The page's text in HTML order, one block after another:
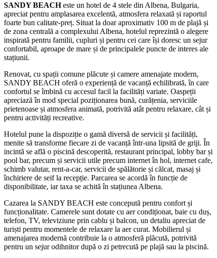
SANDY BEACHeste un hotel de 4 stele din Albena, Bulgaria,
apreciat pentru amplasarea excelentă, atmosfera relaxată și raportul
foarte bun calitate-preț. Situat la doar aproximativ 100 m de plajă și
de zona centrală a complexului Albena, hotelul reprezintă o alegere
inspirată pentru familii, cupluri și pentru cei care își doresc un sejur
confortabil, aproape de mare și de principalele puncte de interes ale
stațiunii.
Renovat, cu spații comune plăcute și camere amenajate modern,
SANDY BEACH oferă o experiență de vacanță echilibrată, în care
confortul se îmbină cu accesul facil la facilități variate. Oaspeții
apreciază în mod special poziționarea bună, curățenia, serviciile
prietenoase și atmosfera animată, potrivită atât pentru relaxare, cât și
pentru activități recreative.
Hotelul pune la dispoziție o gamă diversă de servicii și facilități,
menite să transforme fiecare zi de vacanță într-una lipsită de griji. În
incintă se află o piscină descoperită, restaurant principal, lobby bar și
pool bar, precum și servicii utile precum internet în hol, internet cafe,
schimb valutar, rent-a-car, servicii de spălătorie și călcat, masaj și
închiriere de seif la recepție. Parcarea se acordă în funcție de
disponibilitate, iar taxa se achită în stațiunea Albena.
Cazarea la SANDY BEACH este concepută pentru confort și
funcționalitate. Camerele sunt dotate cu aer condiționat, baie cu duș,
telefon, TV, televiziune prin cablu și balcon, un detaliu apreciat de
turiști pentru momentele de relaxare la aer curat. Mobilierul și
amenajarea modernă contribuie la o atmosferă plăcută, potrivită
pentru un sejur odihnitor după o zi petrecută pe plajă sau la piscină.